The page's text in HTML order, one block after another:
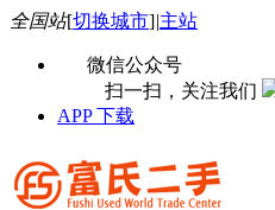
全国站[切换城市]|主站
微信公众号
扫一扫，关注我们
APP 下载